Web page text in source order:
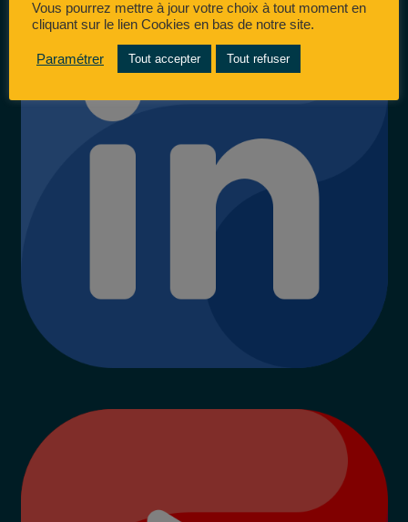
Vous pourrez mettre à jour votre choix à tout moment en
cliquant sur le lien Cookies en bas de notre site.
Paramétrer Tout accepter Tout refuser